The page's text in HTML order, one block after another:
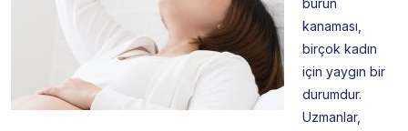
burun
kanaması,
birçok kadın
için yaygın bir
durumdur.
Uzmanlar,